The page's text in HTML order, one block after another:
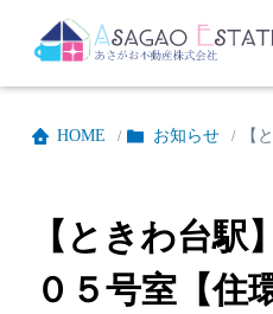
HOME / お知らせ / 【
【ときわ台駅
０５号室【住